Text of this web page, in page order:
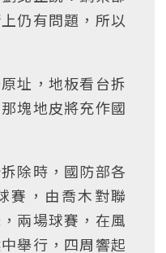
仍有問題，所以
址，地板看台拆
塊地皮將充作國
除時，國防部各
賽，由喬木對聯
兩場球賽，在風
舉行，四周響起